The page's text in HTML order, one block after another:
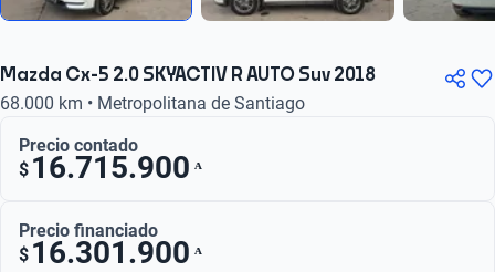
Mazda Cx-5 2.0 SKYACTIV R AUTO Suv 2018
68.000 km • Metropolitana de Santiago
Precio contado
$ 16.715.900 ᴬ
Precio financiado
$ 16.301.900 ᴬ